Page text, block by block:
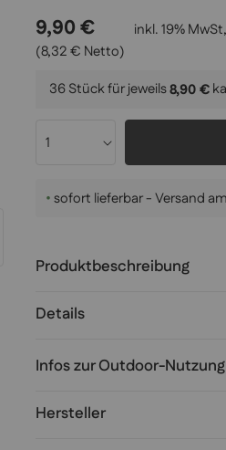
9,90 €
(8,32 € Netto)
inkl. 19%
36 Stück für jeweils8,90 €
•sofort lieferbar - Versand
Produktbeschreibung
Details
Infos zur Outdoor-Nutzung
Hersteller